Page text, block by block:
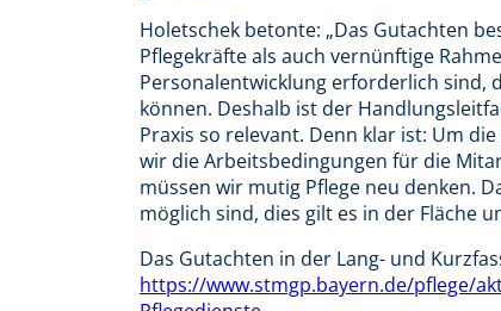
Holetschek betonte: „Das Gutachten
Pflegekräfte als auch vernünftige
Personalentwicklung erforderlich sind,
können. Deshalb ist der
Praxis so relevant. Denn klar ist: Um
wir die Arbeitsbedingungen für die
müssen wir mutig Pflege neu denken.
möglich sind, dies gilt es in der Fläche
Das Gutachten in der Lang- und
https://www.stmgp.bayern.de/pflege/